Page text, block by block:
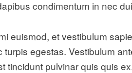
condimentum in nec
euismod, et vestibulum
egestas. Vestibulum
tincidunt pulvinar quis quis